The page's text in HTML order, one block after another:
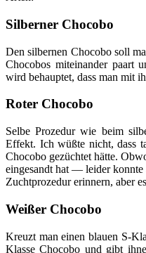
Silberner Chocobo
Den silbernen Chocobo soll
Chocobos miteinander paart
wird behauptet, dass man mit
Roter Chocobo
Selbe Prozedur wie beim
Effekt. Ich wüßte nicht, dass
Chocobo gezüchtet hätte.
eingesandt hat — leider konnte
Zuchtprozedur erinnern, aber
Weißer Chocobo
Kreuzt man einen blauen S-
Klasse Chocobo und gibt